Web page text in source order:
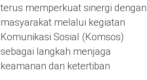
terus memperkuat sinergi dengan
masyarakat melalui kegiatan
Komunikasi Sosial (Komsos)
sebagai langkah menjaga
keamanan dan ketertiban